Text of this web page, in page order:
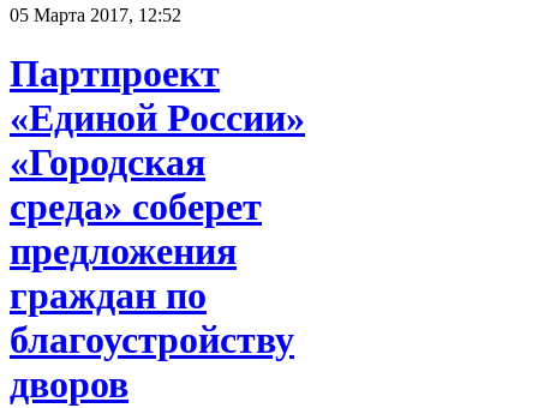
05 Марта 2017, 12:52
Партпроект
«Единой России»
«Городская
среда» соберет
предложения
граждан по
благоустройству
дворов